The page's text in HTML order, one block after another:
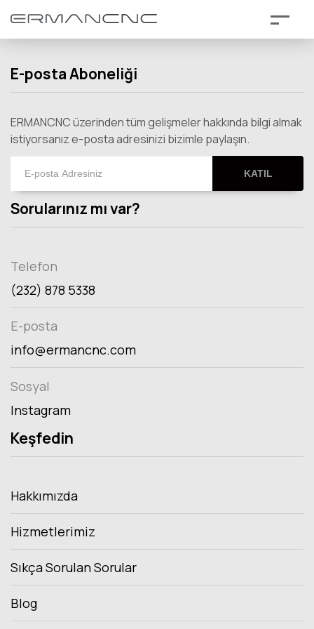
E-posta Aboneliği
ERMANCNC üzerinden tüm gelişmeler hakkında bilgi almak
istiyorsanız e-posta adresinizi bizimle paylaşın.
KATIL
Sorularınız mı var?
Telefon
(232) 878 5338
E-posta
info@ermancnc.com
Sosyal
Instagram
Keşfedin
Hakkımızda
Hizmetlerimiz
Sıkça Sorulan Sorular
Blog